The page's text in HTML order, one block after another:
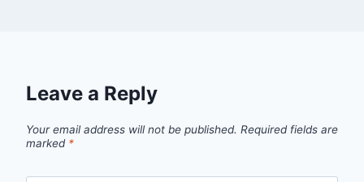
Leave a Reply
Your email address will not be published. Required fields are
marked *